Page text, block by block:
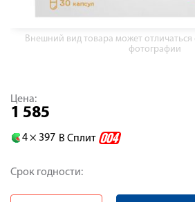
Внешний вид товара может
фотографии
Цена:
1 585
4 × 397 В Сплит
Срок годности: